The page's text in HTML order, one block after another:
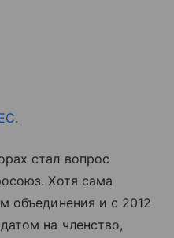
.
стал вопрос
Хотя сама
объединения и с 2012
на членство,